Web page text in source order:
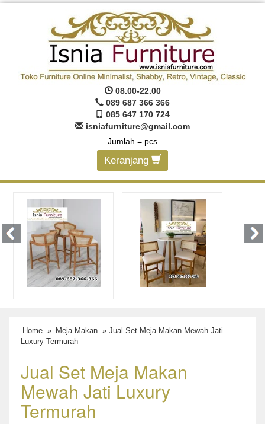
08.00-22.00
089 687 366 366
085 647 170 724
isniafurniture@gmail.com
Jumlah = pcs
Keranjang
Home » Meja Makan » Jual Set Meja Makan Mewah Jati
Luxury Termurah
Jual Set Meja Makan
Mewah Jati Luxury
Termurah